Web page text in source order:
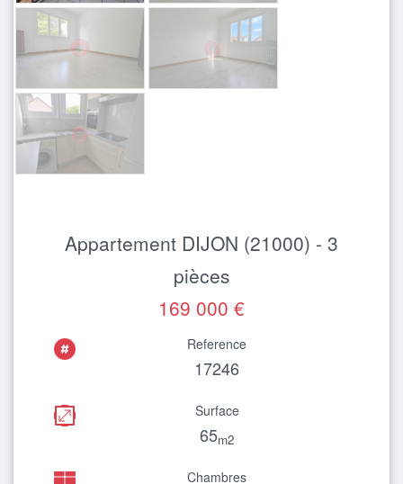
Appartement DIJON (21000) - 3
pièces
169 000 €
Reference
17246
Surface
65m2
Chambres